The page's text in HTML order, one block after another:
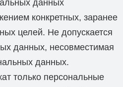
данных
конкретных, заранее
целей. Не допускается
данных, несовместимая
данных.
только персональные